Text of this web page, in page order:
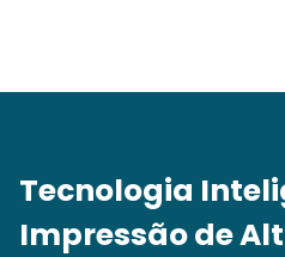
Tecnologia
Impressão de